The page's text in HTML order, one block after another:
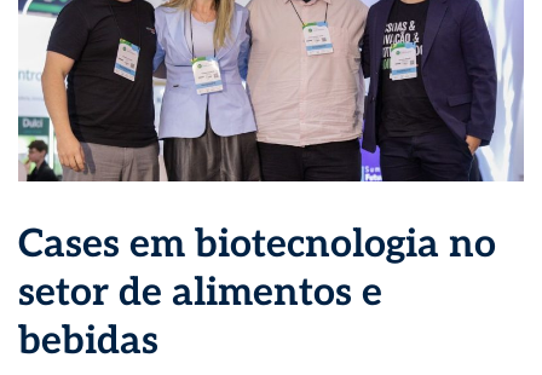
Cases em biotecnologia no
setor de alimentos e
bebidas